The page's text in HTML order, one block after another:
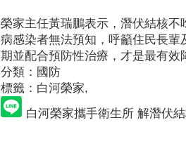
榮家主任黃瑞鵬表示，潛伏結核
病感染者無法預知，呼籲住民長
期並配合預防性治療，才是最有效
分類：國防
標籤：白河榮家,
白河榮家攜手衛生所 解潛伏